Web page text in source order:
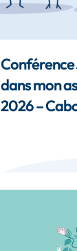
Conférence
dans mon
2026 –